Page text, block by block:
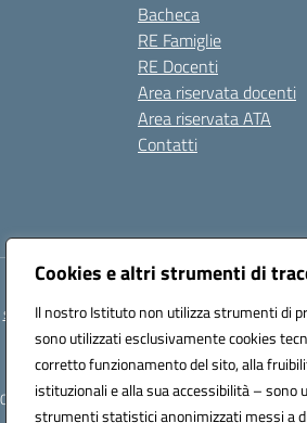
Cookies e altri strumenti di
Il nostro Istituto non utilizza strumenti di
sono utilizzati esclusivamente cookies
corretto funzionamento del sito, alla
istituzionali e alla sua accessibilità – sono
strumenti statistici anonimizzati messi a
Bacheca
RE Famiglie
RE Docenti
Area riservata docenti
Area riservata ATA
Contatti
saic81900c@pec.istruzione.it